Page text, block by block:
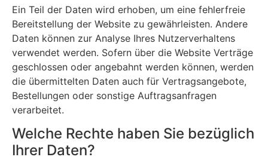
Ein Teil der Daten wird erhoben, um eine fehlerfreie
Bereitstellung der Website zu gewährleisten. Andere
Daten können zur Analyse Ihres Nutzerverhaltens
verwendet werden. Sofern über die Website Verträge
geschlossen oder angebahnt werden können, werden
die übermittelten Daten auch für Vertragsangebote,
Bestellungen oder sonstige Auftragsanfragen
verarbeitet.
Welche Rechte haben Sie bezüglich
Ihrer Daten?